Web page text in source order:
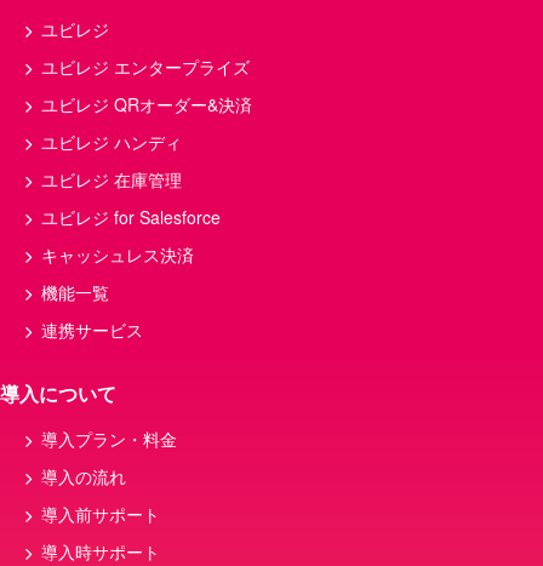
ユビレジ
ユビレジ エンタープライズ
ユビレジ QRオーダー&決済
ユビレジ ハンディ
ユビレジ 在庫管理
ユビレジ for Salesforce
キャッシュレス決済
機能一覧
連携サービス
導入について
導入プラン・料金
導入の流れ
導入前サポート
導入時サポート